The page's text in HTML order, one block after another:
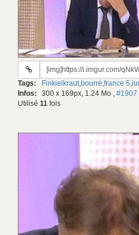
URL
gif:
Tags: Finkielkraut,bourré,france 5,
Infos: 300 x 169px, 1.24 Mo , #1907
Utilisé 11 fois